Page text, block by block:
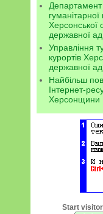
Департамент
гуманітарної
Херсонської
державної
Управління
курортів
державної
Найбільш
Інтернет-
Херсонщини
Start